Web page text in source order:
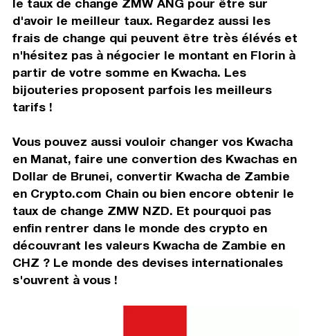
le taux de change ZMW ANG pour être sur
d'avoir le meilleur taux. Regardez aussi les
frais de change qui peuvent être très élévés et
n'hésitez pas à négocier le montant en Florin à
partir de votre somme en Kwacha. Les
bijouteries proposent parfois les meilleurs
tarifs !
Vous pouvez aussi vouloir changer vos Kwacha
en Manat, faire une convertion des Kwachas en
Dollar de Brunei, convertir Kwacha de Zambie
en Crypto.com Chain ou bien encore obtenir le
taux de change ZMW NZD. Et pourquoi pas
enfin rentrer dans le monde des crypto en
découvrant les valeurs Kwacha de Zambie en
CHZ ? Le monde des devises internationales
s'ouvrent à vous !